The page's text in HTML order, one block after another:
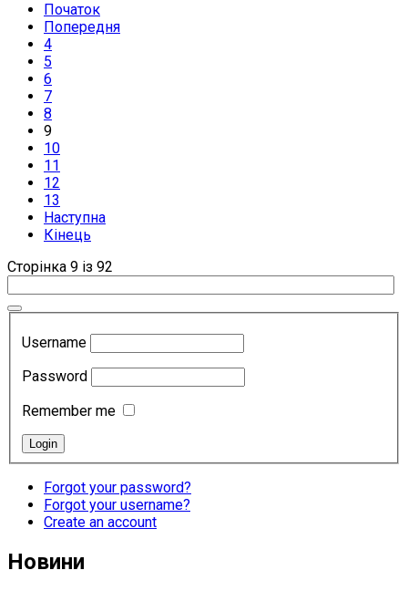
Початок
Попередня
4
5
6
7
8
9
10
11
12
13
Наступна
Кінець
Сторінка 9 із 92
Username
Password
Remember me
Forgot your password?
Forgot your username?
Create an account
Новини